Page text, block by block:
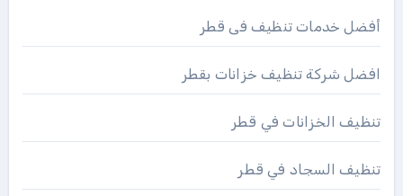
أفضل خدمات تنظيف فى قطر
افضل شركة تنظيف خزانات بقطر
تنظيف الخزانات في قطر
تنظيف السجاد في قطر